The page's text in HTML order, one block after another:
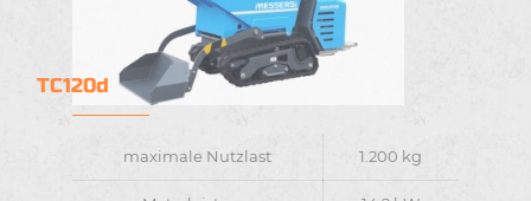
TC120d
maximale Nutzlast 1.200 kg